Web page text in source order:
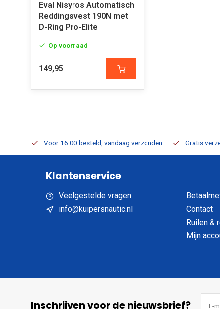
Eval Nisyros Automatisch
Reddingsvest 190N met
D-Ring Pro-Elite
Op voorraad
149,95
Voor 16:00 besteld, vandaag verzonden Gratis
Klantenservice
Veelgestelde vragen
info@kuipersnautic.nl
Contact
Ruilen &
Mijn
Inschrijven voor de nieuwsbrief?